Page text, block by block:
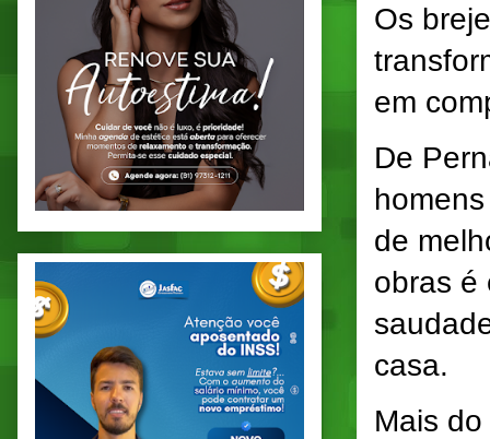
Os
em
De
de
obras é
casa.
Mais